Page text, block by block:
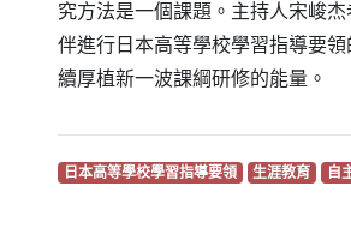
究方法是一個課題。主持人宋峻
伴進行日本高等學校學習指導要
續厚植新一波課綱研修的能量。
日本高等學校學習指導要領（另開新視窗）
生涯教育（另自